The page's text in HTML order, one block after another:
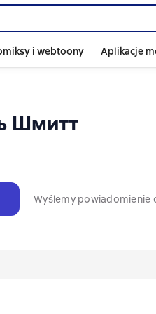
i webtoony Aplikacje
Шмитт
Wyślemy powiadomienie